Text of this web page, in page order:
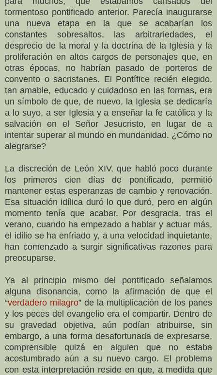
tormentoso pontificado anterior. Parecía inaugurarse
una nueva etapa en la que se acabarían los
constantes sobresaltos, las arbitrariedades, el
desprecio de la moral y la doctrina de la Iglesia y la
proliferación en altos cargos de personajes que, en
otras épocas, no habrían pasado de porteros de
convento o sacristanes. El Pontífice recién elegido,
tan amable, educado y cuidadoso en las formas, era
un símbolo de que, de nuevo, la Iglesia se dedicaría
a lo suyo, a ser Iglesia y a enseñar la fe católica y la
salvación en el Señor Jesucristo, en lugar de a
intentar superar al mundo en mundanidad. ¿Cómo no
alegrarse?
La discreción de León XIV, que habló poco durante
los primeros cien días de pontificado, permitió
mantener estas esperanzas de cambio y renovación.
Esa situación idílica duró lo que duró, pero en algún
momento tenía que acabar. Por desgracia, tras el
verano, cuando ha empezado a hablar y actuar más,
el idilio se ha enfriado y, a una velocidad inquietante,
han comenzado a surgir significativas razones para
preocuparse.
Ya al principio mismo del pontificado señalamos
alguna disonancia, como la afirmación de que el
“verdadero milagro” de la multiplicación de los panes
y los peces del evangelio era el compartir. Dentro de
su gravedad objetiva, aún podían atribuirse, sin
embargo, a una forma desafortunada de expresarse,
comprensible quizá en alguien que no estaba
acostumbrado aún a su nuevo cargo. El problema
con esta interpretación reside en que, a medida que